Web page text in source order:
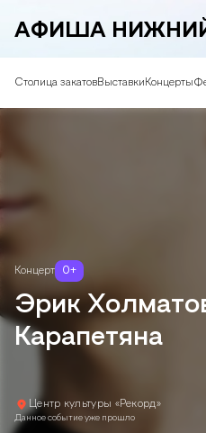
АФИША
Столица закатовВыставкиКонцерты
Концерт 0+
Эрик
Карапетяна
Центр культуры «Рекорд»
Данное событие уже прошло